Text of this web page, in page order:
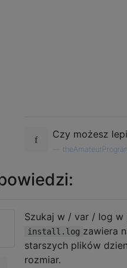
Czy możesz
Szukaj w / var / log w
install.log zawiera
starszych plików
rozmiar.